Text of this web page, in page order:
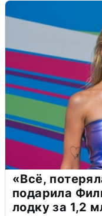
«Всё,
подарила
лодку за 1,2